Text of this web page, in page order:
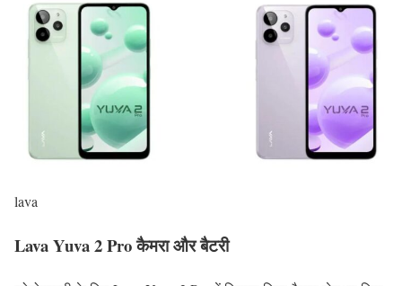
lava
Lava Yuva 2 Pro कैमरा और बैटरी